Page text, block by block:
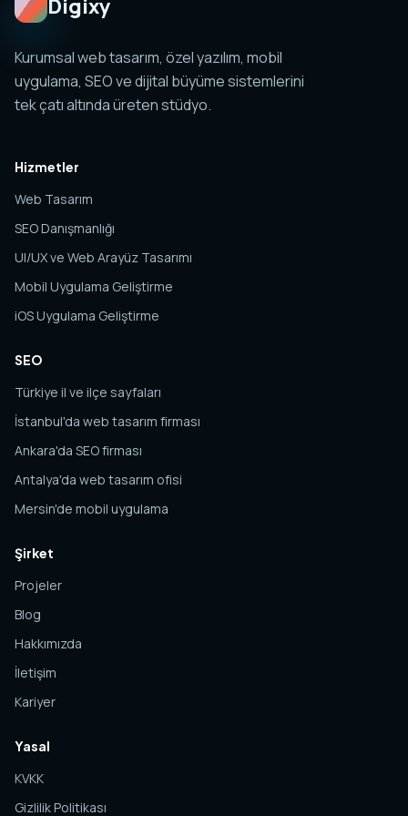
Digixy
Kurumsal web tasarım, özel yazılım, mobil
uygulama, SEO ve dijital büyüme sistemlerini
tek çatı altında üreten stüdyo.
Hizmetler
Web Tasarım
SEO Danışmanlığı
UI/UX ve Web Arayüz Tasarımı
Mobil Uygulama Geliştirme
iOS Uygulama Geliştirme
SEO
Türkiye il ve ilçe sayfaları
İstanbul'da web tasarım firması
Ankara'da SEO firması
Antalya'da web tasarım ofisi
Mersin'de mobil uygulama
Şirket
Projeler
Blog
Hakkımızda
İletişim
Kariyer
Yasal
KVKK
Gizlilik Politikası